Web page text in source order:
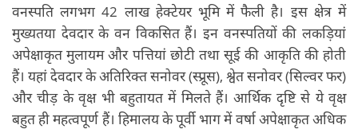
वनस्पति लगभग 42 लाख हेक्टेयर भूमि में फैली है। इस क्षेत्र में
मुख्यतया देवदार के वन विकसित हैं। इन वनस्पतियों की लकड़ियां
अपेक्षाकृत मुलायम और पत्तियां छोटी तथा सूई की आकृति की होती
हैं। यहां देवदार के अतिरिक्त सनोवर (स्प्रूस), श्वेत सनोवर (सिल्वर फर)
और चीड़ के वृक्ष भी बहुतायत में मिलते हैं। आर्थिक दृष्टि से ये वृक्ष
बहुत ही महत्वपूर्ण हैं। हिमालय के पूर्वी भाग में वर्षा अपेक्षाकृत अधिक